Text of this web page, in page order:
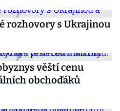
rozhovory s Ukrajinou
věští cenu
obchoďáků